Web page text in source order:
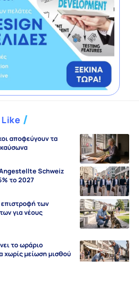
αποφεύγουν τα
καύσωνα
Angestellte Schweiz
το 2027
επιστροφή των
για νέους
το ωράριο
χωρίς μείωση μισθού